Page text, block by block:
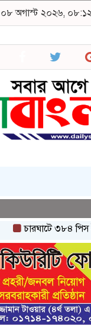
০৮ অগাস্ট ২০২৬,
চারঘাটে ৩৮৪ পিস